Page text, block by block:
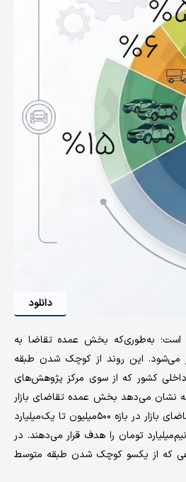
دانلود
است؛ به‌طوری‌که بخش عمده تقاضا به
می‌شود. این روند از کوچک شدن طبقه
داخلی کشور که از سوی مرکز پژوهش‌های
نشان می‌دهد بخش عمده تقاضای بازار
به خودروهای ارزان‌تر و اقتصادی اختصاص دارد. این نمودار نشان می‌دهد که نزدیک به ۷۰درصد تقاضای بازار در بازه ۵۰۰‌میلیون تا یک‌میلیارد
کمتر از یک‌ونیم‌میلیارد تومان را هدف قرار می‌دهند. در
که از یکسو کوچک شدن طبقه متوسط